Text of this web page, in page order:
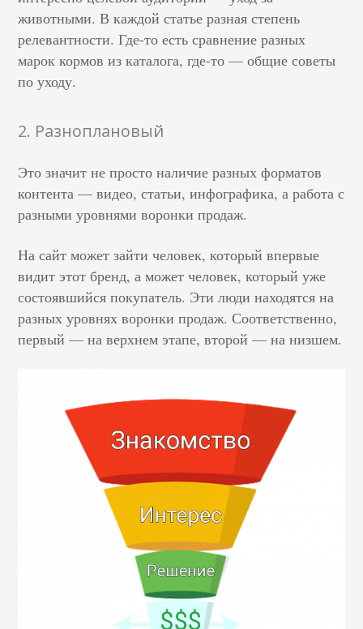
животными. В каждой статье разная степень
релевантности. Где-то есть сравнение разных
марок кормов из каталога, где-то — общие советы
по уходу.
2. Разноплановый
Это значит не просто наличие разных форматов
контента — видео, статьи, инфографика, а работа с
разными уровнями воронки продаж.
На сайт может зайти человек, который впервые
видит этот бренд, а может человек, который уже
состоявшийся покупатель. Эти люди находятся на
разных уровнях воронки продаж. Соответственно,
первый — на верхнем этапе, второй — на низшем.